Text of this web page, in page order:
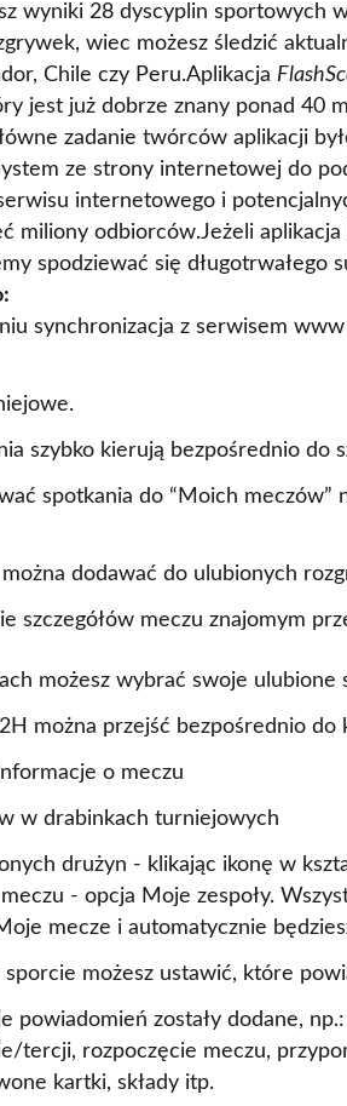
wyniki 28 dyscyplin sportowych
wiec możesz śledzić
Chile czy Peru.Aplikacja
jest już dobrze znany ponad 40
zadanie twórców aplikacji
ze strony internetowej do
internetowego i
miliony odbiorców.Jeżeli
spodziewać się długotrwałego
synchronizacja z serwisem
szybko kierują bezpośrednio do
spotkania do “Moich
dodawać do ulubionych
szczegółów meczu znajomym
możesz wybrać swoje ulubione
można przejść bezpośrednio
o meczu
w drabinkach turniejowych
drużyn - klikając ikonę w
meczu - opcja Moje zespoły.
mecze i automatycznie
sporcie możesz ustawić, które
powiadomień zostały dodane,
tercji, rozpoczęcie meczu,
kartki, składy itp.